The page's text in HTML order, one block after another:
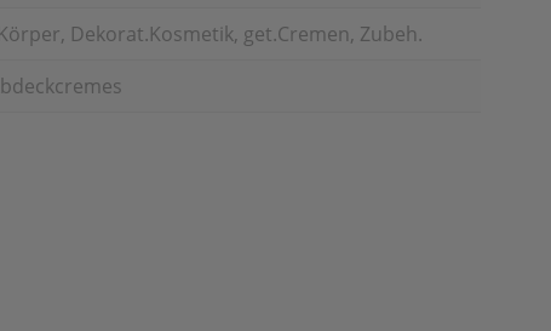
Dekorat.Kosmetik, get.Cremen, Zubeh.